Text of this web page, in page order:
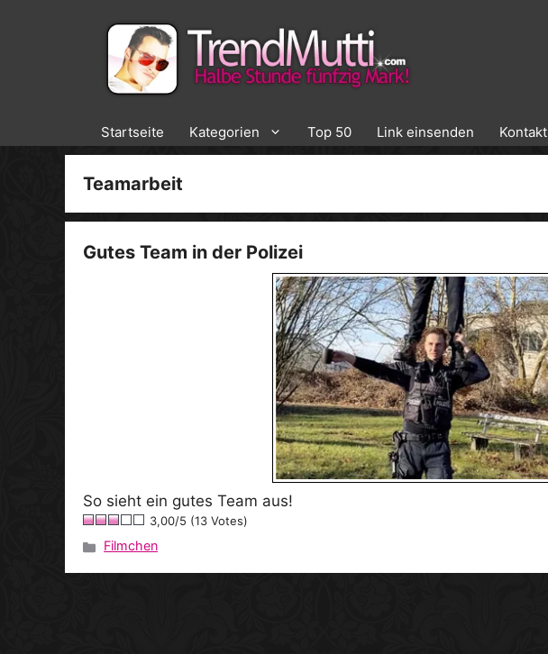
Startseite Kategorien Top 50 Link einsenden Kontakt
Teamarbeit
Gutes Team in der Polizei
So sieht ein gutes Team aus!
3,00/5 (13 Votes)
Kategorien
Filmchen